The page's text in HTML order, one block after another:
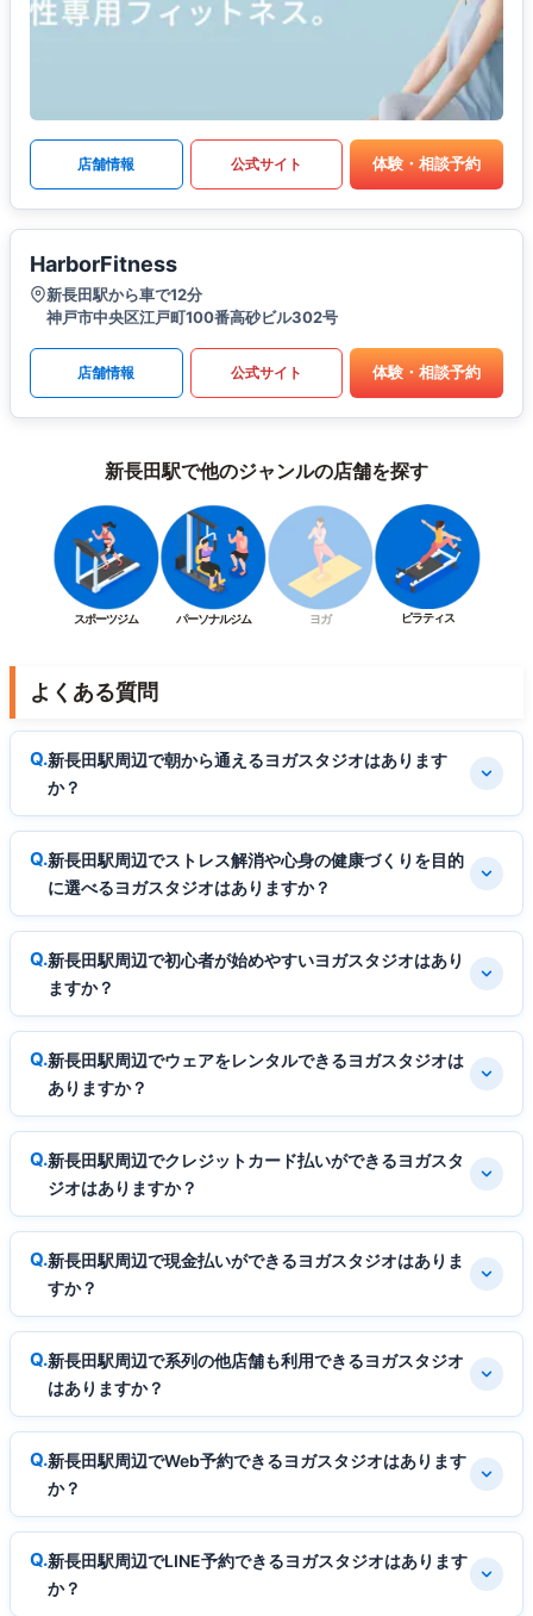
店舗情報 公式サイト 体験・相談予約
HarborFitness
新長田駅から車で12分
神戸市中央区江戸町100番高砂ビル302号
店舗情報 公式サイト 体験・相談予約
新長田駅で他のジャンルの店舗を探す
スポーツジム パーソナルジム ヨガ ピラティス
よくある質問
新長田駅周辺で朝から通えるヨガスタジオはあります
か？
新長田駅周辺でストレス解消や心身の健康づくりを目的
に選べるヨガスタジオはありますか？
新長田駅周辺で初心者が始めやすいヨガスタジオはあり
ますか？
新長田駅周辺でウェアをレンタルできるヨガスタジオは
ありますか？
新長田駅周辺でクレジットカード払いができるヨガスタ
ジオはありますか？
新長田駅周辺で現金払いができるヨガスタジオはありま
すか？
新長田駅周辺で系列の他店舗も利用できるヨガスタジオ
はありますか？
新長田駅周辺でWeb予約できるヨガスタジオはあります
か？
新長田駅周辺でLINE予約できるヨガスタジオはあります
か？